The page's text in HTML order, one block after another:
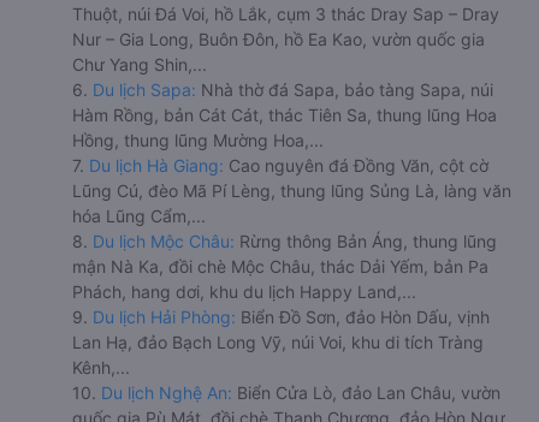
Thuột, núi Đá Voi, hồ Lắk, cụm 3 thác Dray Sap – Dray
Nur – Gia Long, Buôn Đôn, hồ Ea Kao, vườn quốc gia
Chư Yang Shin,...
6. Du lịch Sapa: Nhà thờ đá Sapa, bảo tàng Sapa, núi
Hàm Rồng, bản Cát Cát, thác Tiên Sa, thung lũng Hoa
Hồng, thung lũng Mường Hoa,...
7. Du lịch Hà Giang: Cao nguyên đá Đồng Văn, cột cờ
Lũng Cú, đèo Mã Pí Lèng, thung lũng Sủng Là, làng văn
hóa Lũng Cẩm,...
8. Du lịch Mộc Châu: Rừng thông Bản Áng, thung lũng
mận Nà Ka, đồi chè Mộc Châu, thác Dải Yếm, bản Pa
Phách, hang dơi, khu du lịch Happy Land,...
9. Du lịch Hải Phòng: Biển Đồ Sơn, đảo Hòn Dấu, vịnh
Lan Hạ, đảo Bạch Long Vỹ, núi Voi, khu di tích Tràng
Kênh,...
10. Du lịch Nghệ An: Biển Cửa Lò, đảo Lan Châu, vườn
quốc gia Pù Mát, đồi chè Thanh Chương, đảo Hòn Ngư,